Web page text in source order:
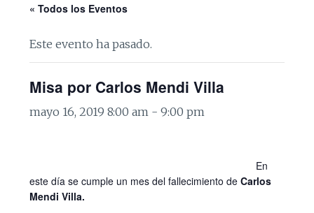
« Todos los Eventos
Este evento ha pasado.
Misa por Carlos Mendi Villa
mayo 16, 2019 8:00 am -9:00 pm
En
este día se cumple un mes del fallecimiento deCarlos
Mendi Villa.